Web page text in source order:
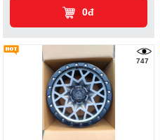
0đ
747